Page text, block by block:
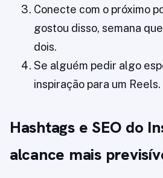
Conecte com o próximo
gostou disso, semana
dois.
Se alguém pedir algo
inspiração para um Reels.
Hashtags e SEO do
alcance mais